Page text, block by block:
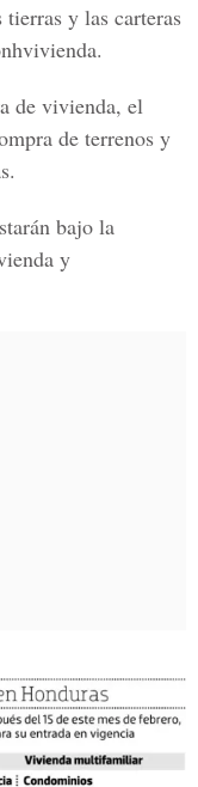
y las carteras
de vivienda, el
de terrenos y
bajo la
y